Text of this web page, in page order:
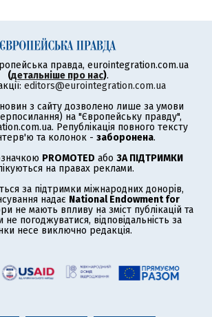
правда, eurointegration.com.ua
(детальніше про нас).
editors@eurointegration.com.ua
з сайту дозволено лише за умови
на "Європейську правду",
Републікація повного тексту
та колонок - заборонена.
PROMOTED або ЗА ПІДТРИМКИ
на правах реклами.
за підтримки міжнародних донорів,
надає National Endowment for
не мають впливу на зміст публікацій та
погоджуватися, відповідальність за
несе виключно редакція.